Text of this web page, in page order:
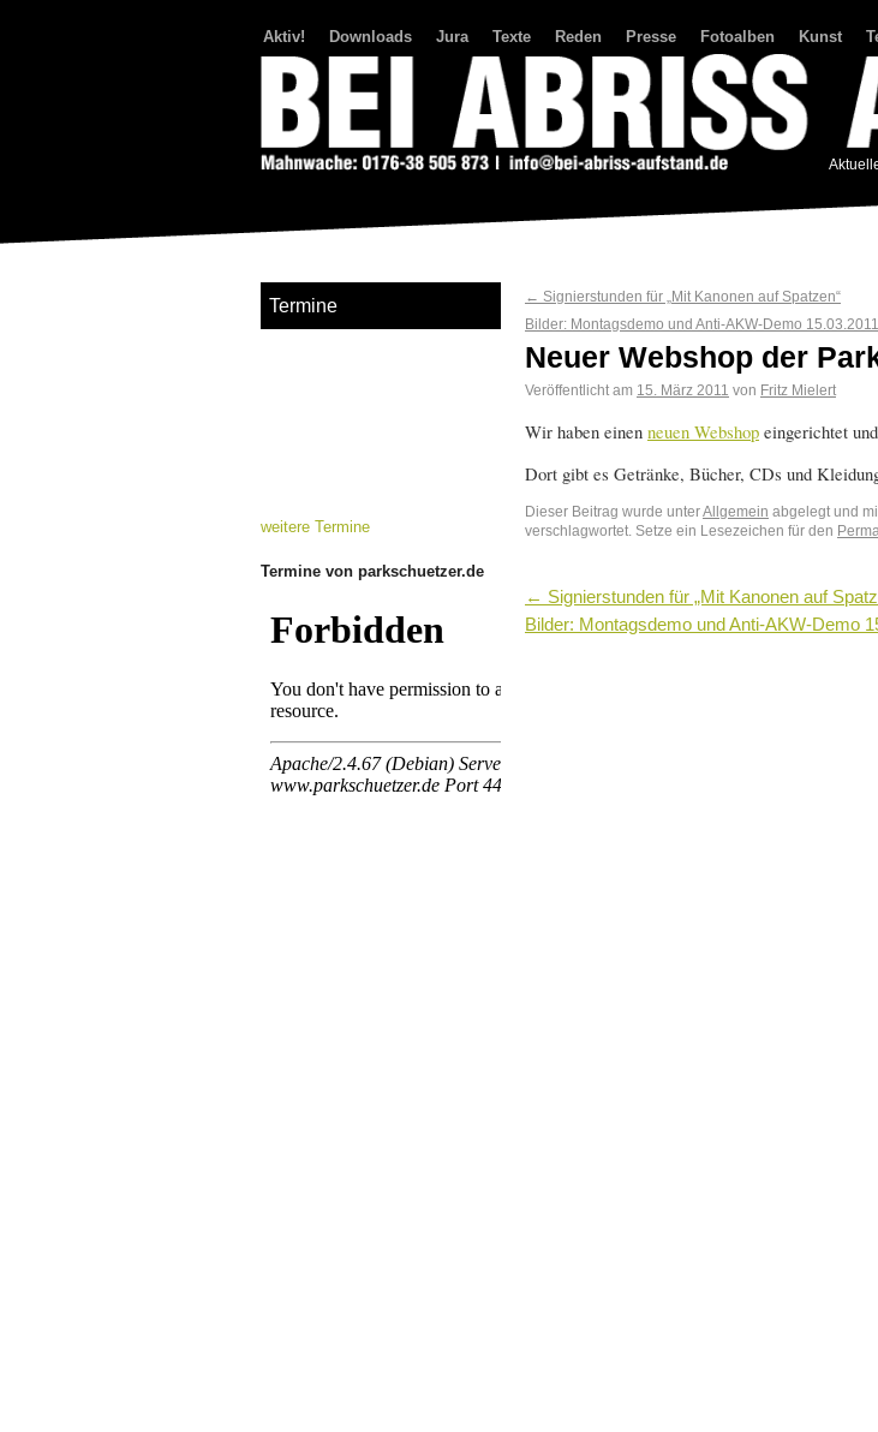
Aktiv! Downloads Jura Texte Reden Presse Fotoalben Kunst
← Signierstunden für „Mit Kanonen auf Spatzen“
Bilder: Montagsdemo und Anti-AKW-Demo 15.03.2011
Neuer Webshop der
Veröffentlicht am 15. März 2011 von Fritz Mielert
Wir haben einen neuen Webshop eingerichtet
Dort gibt es Getränke, Bücher, CDs und
Dieser Beitrag wurde unter Allgemein abgelegt und
verschlagwortet. Setze ein Lesezeichen für den
← Signierstunden für „Mit Kanonen auf
Bilder: Montagsdemo und Anti-AKW-Demo
Termine
weitere Termine
Termine von parkschuetzer.de